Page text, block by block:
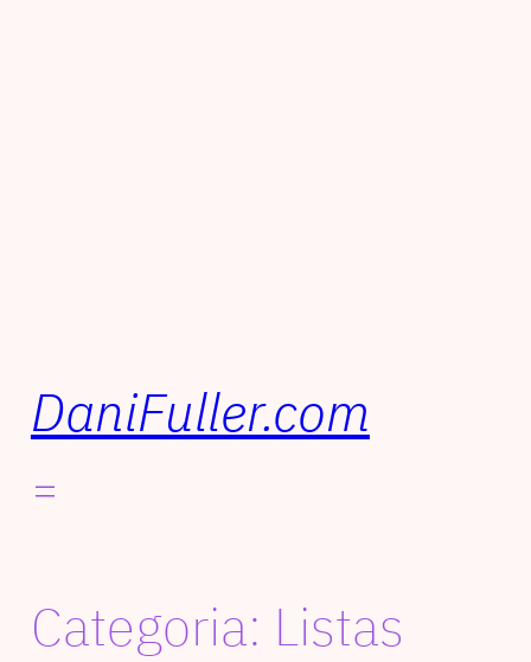
DaniFuller.com
Categoria: Listas